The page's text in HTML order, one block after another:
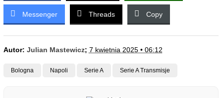
Messenger Threads Copy
Autor: Julian Mastewicz; 7 kwietnia 2025 • 06:12
Bologna Napoli Serie A Serie A Transmisje